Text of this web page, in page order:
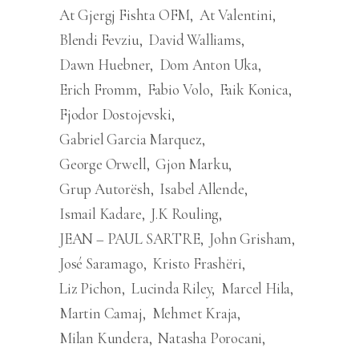
At Gjergj Fishta OFM At Valentini
Blendi Fevziu David Walliams
Dawn Huebner Dom Anton Uka
Erich Fromm
Fabio Volo
Faik Konica
Fjodor Dostojevski
Gabriel Garcia Marquez
George Orwell Gjon Marku
Grup Autorësh Isabel Allende
Ismail Kadare J.K Rouling
JEAN – PAUL SARTRE John Grisham
José Saramago Kristo Frashëri
Liz Pichon Lucinda Riley Marcel Hila
Martin Camaj
Mehmet Kraja
Milan Kundera Natasha Porocani